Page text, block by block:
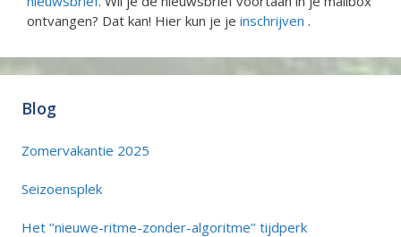
ontvangen? Dat kan! Hier kun je je inschrijven .
Blog
Zomervakantie 2025
Seizoensplek
Het ‘’nieuwe-ritme-zonder-algoritme’’ tijdperk